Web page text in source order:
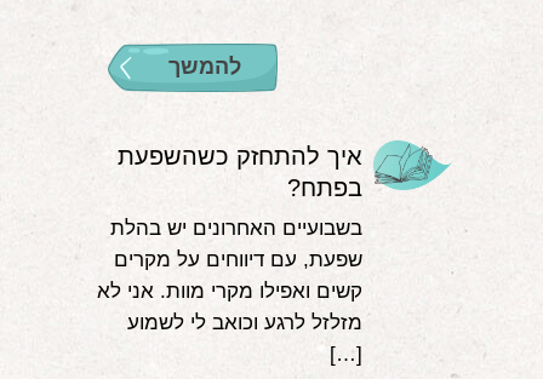
להמשך
איך להתחזק כשהשפעת
בפתח?
בשבועיים האחרונים יש בהלת
שפעת, עם דיווחים על מקרים
קשים ואפילו מקרי מוות. אני לא
מזלזל לרגע וכואב לי לשמוע
[…]